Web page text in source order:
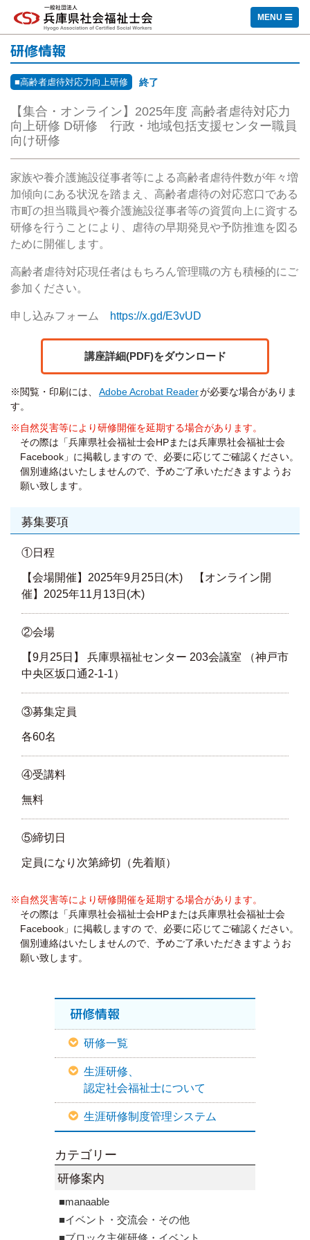
一般社団法人 兵庫県社会福祉士会
MENU
研修情報
■高齢者虐待対応力向上研修 終了
【集合・オンライン】2025年度 高齢者虐待対応力
向上研修 D研修 行政・地域包括支援センター職員
向け研修
家族や養介護施設従事者等による高齢者虐待件数が年々増
加傾向にある状況を踏まえ、高齢者虐待の対応窓口である
市町の担当職員や養介護施設従事者等の資質向上に資する
研修を行うことにより、虐待の早期発見や予防推進を図る
ために開催します。
高齢者虐待対応現任者はもちろん管理職の方も積極的にご
参加ください。
申し込みフォーム https://x.gd/E3vUD
講座詳細(PDF)をダウンロード
※閲覧・印刷には、 Adobe Acrobat Readerが必要な場合がありま
す。
※自然災害等により研修開催を延期する場合があります。
その際は「兵庫県社会福祉士会HPまたは兵庫県社会福祉士会
Facebook」に掲載しますの で、必要に応じてご確認ください。
個別連絡はいたしませんので、予めご了承いただきますようお
願い致します。
募集要項
①日程
【会場開催】2025年9月25日(木) 【オンライン開
催】2025年11月13日(木)
②会場
【9月25日】 兵庫県福祉センター 203会議室 （神戸市
中央区坂口通2-1-1）
③募集定員
各60名
④受講料
無料
⑤締切日
定員になり次第締切（先着順）
※自然災害等により研修開催を延期する場合があります。
その際は「兵庫県社会福祉士会HPまたは兵庫県社会福祉士会
Facebook」に掲載しますの で、必要に応じてご確認ください。
個別連絡はいたしませんので、予めご了承いただきますようお
願い致します。
研修情報
研修一覧
生涯研修、
認定社会福祉士について
生涯研修制度管理システム
カテゴリー
研修案内
■manaable
■イベント・交流会・その他
■ブロック主催研修・イベント